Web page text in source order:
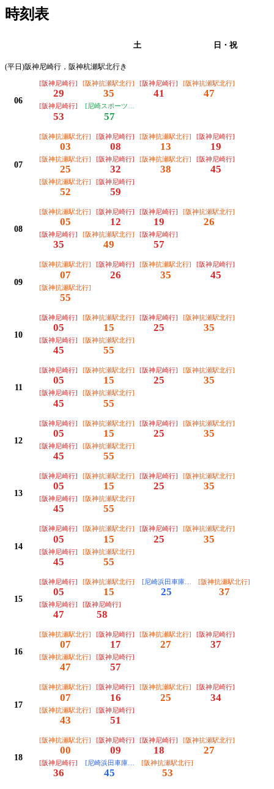
時刻表
土 日・祝
(平日)阪神尼崎行，阪神杭瀬駅北行き
06
[阪神尼崎行]
29
[阪神抗瀬駅北行]
35
[阪神尼崎行]
41
[阪神抗瀬駅北行]
47
[阪神尼崎行]
53
[尼崎スポーツの森行]
57
07
[阪神抗瀬駅北行]
03
[阪神尼崎行]
08
[阪神抗瀬駅北行]
13
[阪神尼崎行]
19
[阪神抗瀬駅北行]
25
[阪神尼崎行]
32
[阪神抗瀬駅北行]
38
[阪神尼崎行]
45
[阪神抗瀬駅北行]
52
[阪神尼崎行]
59
08
[阪神抗瀬駅北行]
05
[阪神尼崎行]
12
[阪神尼崎行]
19
[阪神抗瀬駅北行]
26
[阪神尼崎行]
35
[阪神抗瀬駅北行]
49
[阪神尼崎行]
57
09
[阪神抗瀬駅北行]
07
[阪神尼崎行]
26
[阪神抗瀬駅北行]
35
[阪神尼崎行]
45
[阪神抗瀬駅北行]
55
10
[阪神尼崎行]
05
[阪神抗瀬駅北行]
15
[阪神尼崎行]
25
[阪神抗瀬駅北行]
35
[阪神尼崎行]
45
[阪神抗瀬駅北行]
55
11
[阪神尼崎行]
05
[阪神抗瀬駅北行]
15
[阪神尼崎行]
25
[阪神抗瀬駅北行]
35
[阪神尼崎行]
45
[阪神抗瀬駅北行]
55
12
[阪神尼崎行]
05
[阪神抗瀬駅北行]
15
[阪神尼崎行]
25
[阪神抗瀬駅北行]
35
[阪神尼崎行]
45
[阪神抗瀬駅北行]
55
13
[阪神尼崎行]
05
[阪神抗瀬駅北行]
15
[阪神尼崎行]
25
[阪神抗瀬駅北行]
35
[阪神尼崎行]
45
[阪神抗瀬駅北行]
55
14
[阪神尼崎行]
05
[阪神抗瀬駅北行]
15
[阪神尼崎行]
25
[阪神抗瀬駅北行]
35
[阪神尼崎行]
45
[阪神抗瀬駅北行]
55
15
[阪神尼崎行]
05
[阪神抗瀬駅北行]
15
[尼崎浜田車庫前行]
25
[阪神抗瀬駅北行]
37
[阪神尼崎行]
47
[阪神尼崎行]
58
16
[阪神抗瀬駅北行]
07
[阪神尼崎行]
17
[阪神抗瀬駅北行]
27
[阪神尼崎行]
37
[阪神抗瀬駅北行]
47
[阪神尼崎行]
57
17
[阪神抗瀬駅北行]
07
[阪神尼崎行]
16
[阪神抗瀬駅北行]
25
[阪神尼崎行]
34
[阪神抗瀬駅北行]
43
[阪神尼崎行]
51
18
[阪神抗瀬駅北行]
00
[阪神尼崎行]
09
[阪神尼崎行]
18
[阪神抗瀬駅北行]
27
[阪神尼崎行]
36
[尼崎浜田車庫前行]
45
[阪神抗瀬駅北行]
53